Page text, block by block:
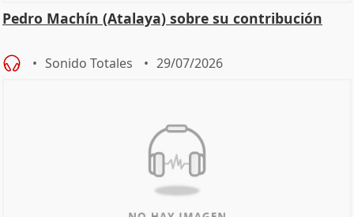
Pedro Machín (Atalaya) sobre su contribución
Sonido Totales 29/07/2026